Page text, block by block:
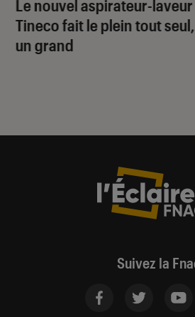
Le nouvel aspirateur-
Tineco fait le plein tout
un grand
Suivez la